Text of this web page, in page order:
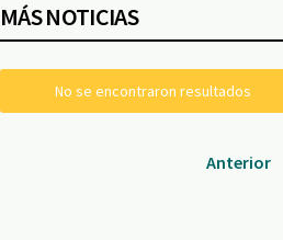
MÁS NOTICIAS
No se encontraron resultados
Anterior